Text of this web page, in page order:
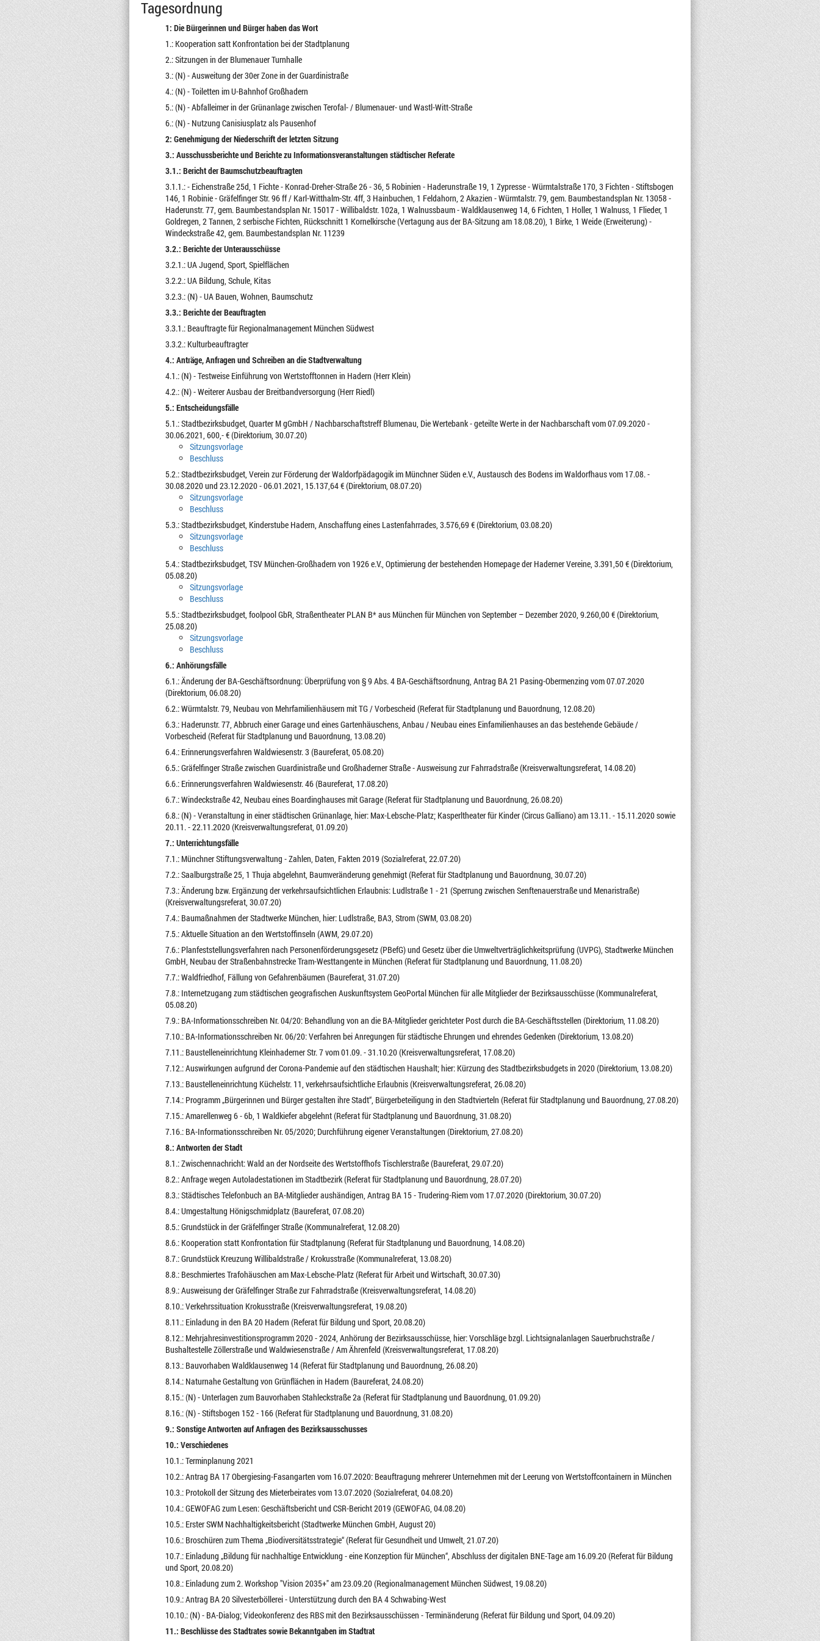
Tagesordnung
1: Die Bürgerinnen und Bürger haben das Wort
1.: Kooperation satt Konfrontation bei der Stadtplanung
2.: Sitzungen in der Blumenauer Turnhalle
3.: (N) - Ausweitung der 30er Zone in der Guardinistraße
4.: (N) - Toiletten im U-Bahnhof Großhadern
5.: (N) - Abfalleimer in der Grünanlage zwischen Terofal- / Blumenauer- und Wastl-Witt-Straße
6.: (N) - Nutzung Canisiusplatz als Pausenhof
2: Genehmigung der Niederschrift der letzten Sitzung
3.: Ausschussberichte und Berichte zu Informationsveranstaltungen städtischer Referate
3.1.: Bericht der Baumschutzbeauftragten
3.1.1.: - Eichenstraße 25d, 1 Fichte - Konrad-Dreher-Straße 26 - 36, 5 Robinien - Haderunstraße 19, 1 Zypresse - Würmtalstraße 170, 3 Fichten - Stiftsbogen
146, 1 Robinie - Gräfelfinger Str. 96 ff / Karl-Witthalm-Str. 4ff, 3 Hainbuchen, 1 Feldahorn, 2 Akazien - Würmtalstr. 79, gem. Baumbestandsplan Nr. 13058 -
Haderunstr. 77, gem. Baumbestandsplan Nr. 15017 - Willibaldstr. 102a, 1 Walnussbaum - Waldklausenweg 14, 6 Fichten, 1 Holler, 1 Walnuss, 1 Flieder, 1
Goldregen, 2 Tannen, 2 serbische Fichten, Rückschnitt 1 Kornelkirsche (Vertagung aus der BA-Sitzung am 18.08.20), 1 Birke, 1 Weide (Erweiterung) -
Windeckstraße 42, gem. Baumbestandsplan Nr. 11239
3.2.: Berichte der Unterausschüsse
3.2.1.: UA Jugend, Sport, Spielflächen
3.2.2.: UA Bildung, Schule, Kitas
3.2.3.: (N) - UA Bauen, Wohnen, Baumschutz
3.3.: Berichte der Beauftragten
3.3.1.: Beauftragte für Regionalmanagement München Südwest
3.3.2.: Kulturbeauftragter
4.: Anträge, Anfragen und Schreiben an die Stadtverwaltung
4.1.: (N) - Testweise Einführung von Wertstofftonnen in Hadern (Herr Klein)
4.2.: (N) - Weiterer Ausbau der Breitbandversorgung (Herr Riedl)
5.: Entscheidungsfälle
5.1.: Stadtbezirksbudget, Quarter M gGmbH / Nachbarschaftstreff Blumenau, Die Wertebank - geteilte Werte in der Nachbarschaft vom 07.09.2020 -
30.06.2021, 600,- € (Direktorium, 30.07.20)
Sitzungsvorlage
Beschluss
5.2.: Stadtbezirksbudget, Verein zur Förderung der Waldorfpädagogik im Münchner Süden e.V., Austausch des Bodens im Waldorfhaus vom 17.08. -
30.08.2020 und 23.12.2020 - 06.01.2021, 15.137,64 € (Direktorium, 08.07.20)
Sitzungsvorlage
Beschluss
5.3.: Stadtbezirksbudget, Kinderstube Hadern, Anschaffung eines Lastenfahrrades, 3.576,69 € (Direktorium, 03.08.20)
Sitzungsvorlage
Beschluss
5.4.: Stadtbezirksbudget, TSV München-Großhadern von 1926 e.V., Optimierung der bestehenden Homepage der Haderner Vereine, 3.391,50 € (Direktorium,
05.08.20)
Sitzungsvorlage
Beschluss
5.5.: Stadtbezirksbudget, foolpool GbR, Straßentheater PLAN B* aus München für München von September – Dezember 2020, 9.260,00 € (Direktorium,
25.08.20)
Sitzungsvorlage
Beschluss
6.: Anhörungsfälle
6.1.: Änderung der BA-Geschäftsordnung: Überprüfung von § 9 Abs. 4 BA-Geschäftsordnung, Antrag BA 21 Pasing-Obermenzing vom 07.07.2020
(Direktorium, 06.08.20)
6.2.: Würmtalstr. 79, Neubau von Mehrfamilienhäusern mit TG / Vorbescheid (Referat für Stadtplanung und Bauordnung, 12.08.20)
6.3.: Haderunstr. 77, Abbruch einer Garage und eines Gartenhäuschens, Anbau / Neubau eines Einfamilienhauses an das bestehende Gebäude /
Vorbescheid (Referat für Stadtplanung und Bauordnung, 13.08.20)
6.4.: Erinnerungsverfahren Waldwiesenstr. 3 (Baureferat, 05.08.20)
6.5.: Gräfelfinger Straße zwischen Guardinistraße und Großhaderner Straße - Ausweisung zur Fahrradstraße (Kreisverwaltungsreferat, 14.08.20)
6.6.: Erinnerungsverfahren Waldwiesenstr. 46 (Baureferat, 17.08.20)
6.7.: Windeckstraße 42, Neubau eines Boardinghauses mit Garage (Referat für Stadtplanung und Bauordnung, 26.08.20)
6.8.: (N) - Veranstaltung in einer städtischen Grünanlage, hier: Max-Lebsche-Platz; Kasperltheater für Kinder (Circus Galliano) am 13.11. - 15.11.2020 sowie
20.11. - 22.11.2020 (Kreisverwaltungsreferat, 01.09.20)
7.: Unterrichtungsfälle
7.1.: Münchner Stiftungsverwaltung - Zahlen, Daten, Fakten 2019 (Sozialreferat, 22.07.20)
7.2.: Saalburgstraße 25, 1 Thuja abgelehnt, Baumveränderung genehmigt (Referat für Stadtplanung und Bauordnung, 30.07.20)
7.3.: Änderung bzw. Ergänzung der verkehrsaufsichtlichen Erlaubnis: Ludlstraße 1 - 21 (Sperrung zwischen Senftenauerstraße und Menaristraße)
(Kreisverwaltungsreferat, 30.07.20)
7.4.: Baumaßnahmen der Stadtwerke München, hier: Ludlstraße, BA3, Strom (SWM, 03.08.20)
7.5.: Aktuelle Situation an den Wertstoffinseln (AWM, 29.07.20)
7.6.: Planfeststellungsverfahren nach Personenförderungsgesetz (PBefG) und Gesetz über die Umweltverträglichkeitsprüfung (UVPG), Stadtwerke München
GmbH, Neubau der Straßenbahnstrecke Tram-Westtangente in München (Referat für Stadtplanung und Bauordnung, 11.08.20)
7.7.: Waldfriedhof, Fällung von Gefahrenbäumen (Baureferat, 31.07.20)
7.8.: Internetzugang zum städtischen geografischen Auskunftsystem GeoPortal München für alle Mitglieder der Bezirksausschüsse (Kommunalreferat,
05.08.20)
7.9.: BA-Informationsschreiben Nr. 04/20: Behandlung von an die BA-Mitglieder gerichteter Post durch die BA-Geschäftsstellen (Direktorium, 11.08.20)
7.10.: BA-Informationsschreiben Nr. 06/20: Verfahren bei Anregungen für städtische Ehrungen und ehrendes Gedenken (Direktorium, 13.08.20)
7.11.: Baustelleneinrichtung Kleinhaderner Str. 7 vom 01.09. - 31.10.20 (Kreisverwaltungsreferat, 17.08.20)
7.12.: Auswirkungen aufgrund der Corona-Pandemie auf den städtischen Haushalt; hier: Kürzung des Stadtbezirksbudgets in 2020 (Direktorium, 13.08.20)
7.13.: Baustelleneinrichtung Küchelstr. 11, verkehrsaufsichtliche Erlaubnis (Kreisverwaltungsreferat, 26.08.20)
7.14.: Programm „Bürgerinnen und Bürger gestalten ihre Stadt“, Bürgerbeteiligung in den Stadtvierteln (Referat für Stadtplanung und Bauordnung, 27.08.20)
7.15.: Amarellenweg 6 - 6b, 1 Waldkiefer abgelehnt (Referat für Stadtplanung und Bauordnung, 31.08.20)
7.16.: BA-Informationsschreiben Nr. 05/2020; Durchführung eigener Veranstaltungen (Direktorium, 27.08.20)
8.: Antworten der Stadt
8.1.: Zwischennachricht: Wald an der Nordseite des Wertstoffhofs Tischlerstraße (Baureferat, 29.07.20)
8.2.: Anfrage wegen Autoladestationen im Stadtbezirk (Referat für Stadtplanung und Bauordnung, 28.07.20)
8.3.: Städtisches Telefonbuch an BA-Mitglieder aushändigen, Antrag BA 15 - Trudering-Riem vom 17.07.2020 (Direktorium, 30.07.20)
8.4.: Umgestaltung Hönigschmidplatz (Baureferat, 07.08.20)
8.5.: Grundstück in der Gräfelfinger Straße (Kommunalreferat, 12.08.20)
8.6.: Kooperation statt Konfrontation für Stadtplanung (Referat für Stadtplanung und Bauordnung, 14.08.20)
8.7.: Grundstück Kreuzung Willibaldstraße / Krokusstraße (Kommunalreferat, 13.08.20)
8.8.: Beschmiertes Trafohäuschen am Max-Lebsche-Platz (Referat für Arbeit und Wirtschaft, 30.07.30)
8.9.: Ausweisung der Gräfelfinger Straße zur Fahrradstraße (Kreisverwaltungsreferat, 14.08.20)
8.10.: Verkehrssituation Krokusstraße (Kreisverwaltungsreferat, 19.08.20)
8.11.: Einladung in den BA 20 Hadern (Referat für Bildung und Sport, 20.08.20)
8.12.: Mehrjahresinvestitionsprogramm 2020 - 2024, Anhörung der Bezirksausschüsse, hier: Vorschläge bzgl. Lichtsignalanlagen Sauerbruchstraße /
Bushaltestelle Zöllerstraße und Waldwiesenstraße / Am Ährenfeld (Kreisverwaltungsreferat, 17.08.20)
8.13.: Bauvorhaben Waldklausenweg 14 (Referat für Stadtplanung und Bauordnung, 26.08.20)
8.14.: Naturnahe Gestaltung von Grünflächen in Hadern (Baureferat, 24.08.20)
8.15.: (N) - Unterlagen zum Bauvorhaben Stahleckstraße 2a (Referat für Stadtplanung und Bauordnung, 01.09.20)
8.16.: (N) - Stiftsbogen 152 - 166 (Referat für Stadtplanung und Bauordnung, 31.08.20)
9.: Sonstige Antworten auf Anfragen des Bezirksausschusses
10.: Verschiedenes
10.1.: Terminplanung 2021
10.2.: Antrag BA 17 Obergiesing-Fasangarten vom 16.07.2020: Beauftragung mehrerer Unternehmen mit der Leerung von Wertstoffcontainern in München
10.3.: Protokoll der Sitzung des Mieterbeirates vom 13.07.2020 (Sozialreferat, 04.08.20)
10.4.: GEWOFAG zum Lesen: Geschäftsbericht und CSR-Bericht 2019 (GEWOFAG, 04.08.20)
10.5.: Erster SWM Nachhaltigkeitsbericht (Stadtwerke München GmbH, August 20)
10.6.: Broschüren zum Thema „Biodiversitätsstrategie“ (Referat für Gesundheit und Umwelt, 21.07.20)
10.7.: Einladung „Bildung für nachhaltige Entwicklung - eine Konzeption für München“, Abschluss der digitalen BNE-Tage am 16.09.20 (Referat für Bildung
und Sport, 20.08.20)
10.8.: Einladung zum 2. Workshop "Vision 2035+" am 23.09.20 (Regionalmanagement München Südwest, 19.08.20)
10.9.: Antrag BA 20 Silvesterböllerei - Unterstützung durch den BA 4 Schwabing-West
10.10.: (N) - BA-Dialog; Videokonferenz des RBS mit den Bezirksausschüssen - Terminänderung (Referat für Bildung und Sport, 04.09.20)
11.: Beschlüsse des Stadtrates sowie Bekanntgaben im Stadtrat